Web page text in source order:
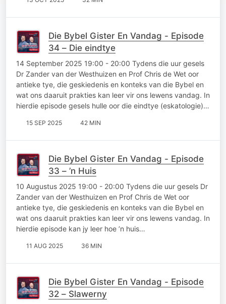
Die Bybel Gister En Vandag - Episode
34 – Die eindtye
14 September 2025 19:00 - 20:00 Tydens die uur gesels
Dr Zander van der Westhuizen en Prof Chris de Wet oor
antieke tye, die geskiedenis en konteks van die Bybel en
wat ons daaruit prakties kan leer vir ons lewens vandag. In
hierdie episode gesels hulle oor die eindtye (eskatologie)…
15 SEP 2025 42 MIN
Die Bybel Gister En Vandag - Episode
33 – ’n Huis
10 Augustus 2025 19:00 - 20:00 Tydens die uur gesels Dr
Zander van der Westhuizen en Prof Chris de Wet oor
antieke tye, die geskiedenis en konteks van die Bybel en
wat ons daaruit prakties kan leer vir ons lewens vandag. In
hierdie episode kan jy leer hoe ’n huis…
11 AUG 2025 36 MIN
Die Bybel Gister En Vandag - Episode
32 – Slawerny